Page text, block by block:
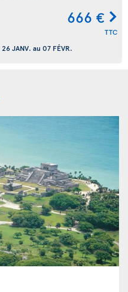
666 €
TTC
26 JANV. au 07 FÉVR.